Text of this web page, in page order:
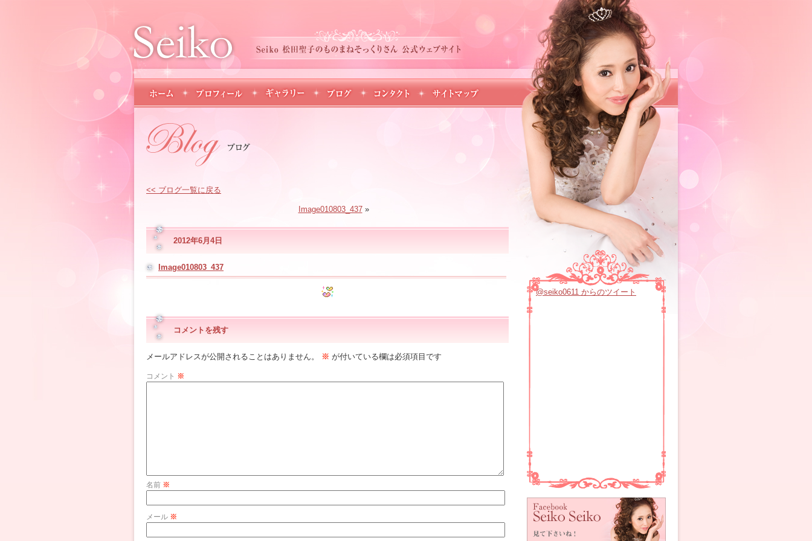
<< ブログ一覧に戻る
Image010803_437»
2012年6月4日
Image010803_437
コメントを残す
メールアドレスが公開されることはありません。 ※ が付いている欄は必須項目です
コメント ※
名前 ※
メール ※
@seiko0611 からのツイート